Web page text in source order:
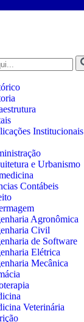
Institucionais
e Urbanismo
Contábeis
Agronômica
Civil
de Software
Elétrica
Mecânica
Veterinária